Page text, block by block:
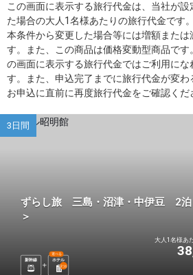
この画面に表示する旅行代金は、当社が
た場合の大人1名様あたりの旅行代金です
本条件から変更した場合等には増額または
す。また、この商品は価格変動型商品です
の画面に表示する旅行代金ではご利用にな
す。また、申込完了までに旅行代金が変わ
お申込に直前に再度旅行代金をご確認くだ
3日間
ずらし旅 三島・沼津・中伊豆 2泊
＞
新幹線 ホテル
選べる
2泊
大人1名様あ